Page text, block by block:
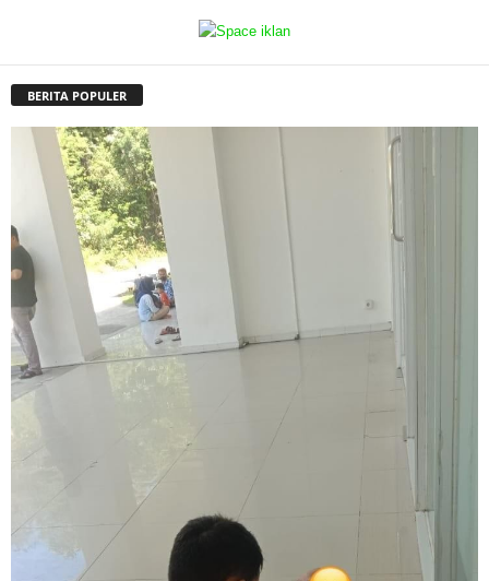
BERITA POPULER